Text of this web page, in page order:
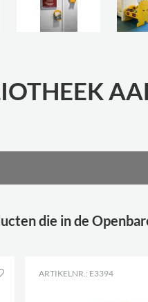
die in de
ARTIKELNR.: E3394